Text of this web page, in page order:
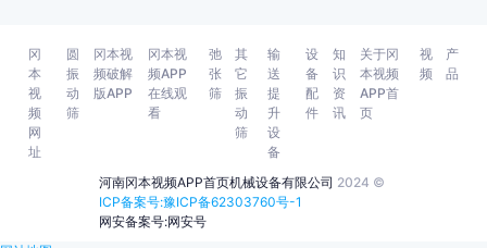
河南冈本视频APP首页机械设备有限公司 2024 ©
ICP备案号:豫ICP备62303760号-1
网安备案号:网安号
冈
本
视
频
网
址
圆
振
动
筛
冈本视
频破解
版APP
冈本视
频APP
在线观
看
弛
张
筛
其
它
振
动
筛
输
送
提
升
设
备
设
备
配
件
知
识
资
讯
关于冈
本视频
APP首
页
视
频
产
品